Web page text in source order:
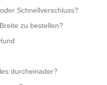
Schnellverschluss?
zu bestellen?
durcheinader?